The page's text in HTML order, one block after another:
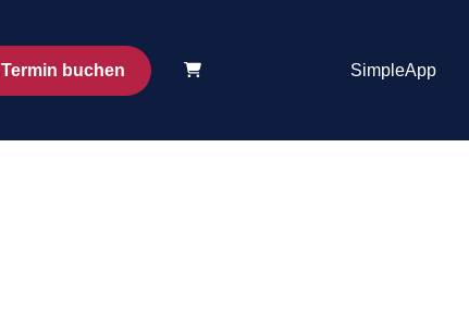
Termin buchen SimpleApp